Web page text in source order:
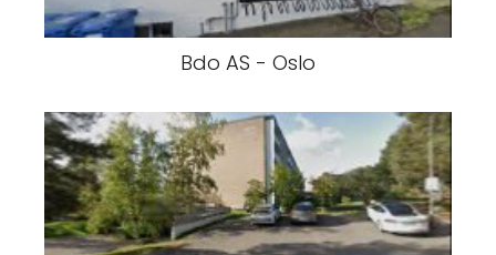
Bdo AS - Oslo